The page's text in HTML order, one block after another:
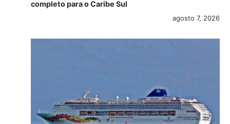
completo para o Caribe Sul
agosto 7, 2026